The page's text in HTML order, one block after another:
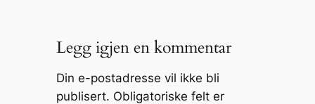
Legg igjen en kommentar
Din e-postadresse vil ikke bli
publisert. Obligatoriske felt er